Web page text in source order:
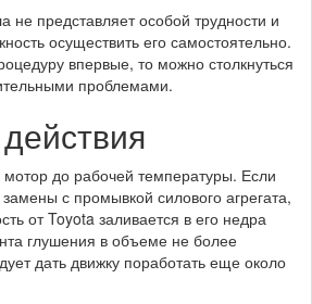
не представляет особой трудности и
осуществить его самостоятельно.
впервые, то можно столкнуться
проблемами.
до рабочей температуры. Если
с промывкой силового агрегата,
от Toyota заливается в его недра
глушения в объеме не более
дать движку поработать еще около